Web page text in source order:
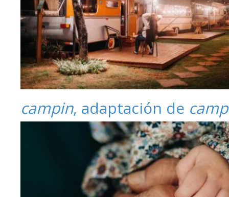
campin, adaptación de